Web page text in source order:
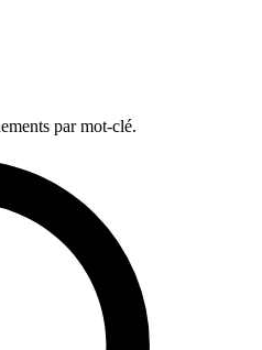
par mot-clé.